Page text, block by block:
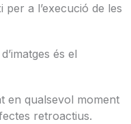
per a l’execució de les
és el
en qualsevol moment
retroactius.